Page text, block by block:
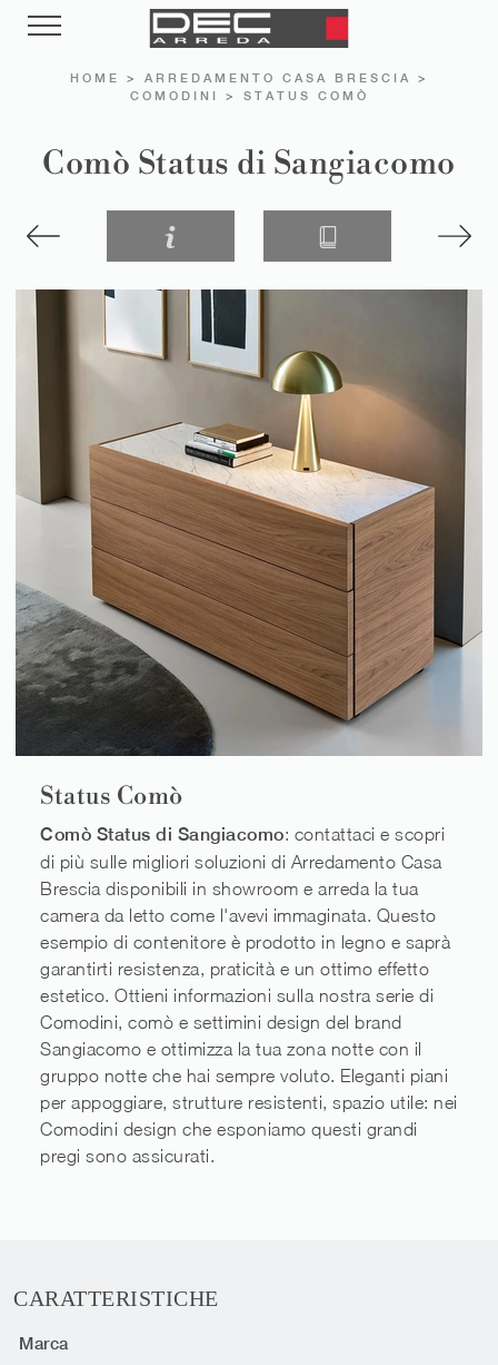
HOME > ARREDAMENTO CASA BRESCIA
>
COMODINI
> STATUS COMÒ
Comò Status di Sangiacomo
Status Comò
Comò Status di Sangiacomo: contattaci e scopri
di più sulle migliori soluzioni di Arredamento Casa
Brescia disponibili in showroom e arreda la tua
camera da letto come l'avevi immaginata. Questo
esempio di contenitore è prodotto in legno e saprà
garantirti resistenza, praticità e un ottimo effetto
estetico. Ottieni informazioni sulla nostra serie di
Comodini, comò e settimini design del brand
Sangiacomo e ottimizza la tua zona notte con il
gruppo notte che hai sempre voluto. Eleganti piani
per appoggiare, strutture resistenti, spazio utile: nei
Comodini design che esponiamo questi grandi
pregi sono assicurati.
CARATTERISTICHE
Marca